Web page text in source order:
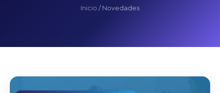
Inicio /Novedades